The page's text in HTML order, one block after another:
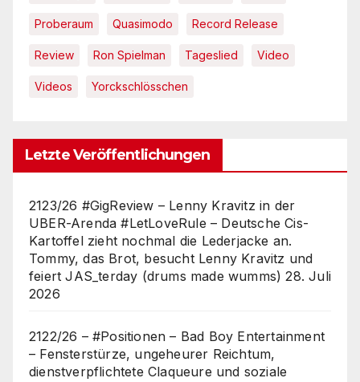
Proberaum Quasimodo Record Release
Review Ron Spielman Tageslied Video
Videos Yorckschlösschen
Letzte Veröffentlichungen
2123/26 #GigReview – Lenny Kravitz in der
UBER-Arenda #LetLoveRule – Deutsche Cis-
Kartoffel zieht nochmal die Lederjacke an.
Tommy, das Brot, besucht Lenny Kravitz und
feiert JAS_terday (drums made wumms) 28. Juli
2026
2122/26 – #Positionen – Bad Boy Entertainment
– Fensterstürze, ungeheurer Reichtum,
dienstverpflichtete Claqueure und soziale